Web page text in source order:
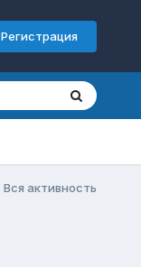
Регистрация
Вся активность